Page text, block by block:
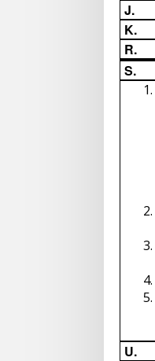
J.
K.
R.
S.
U.